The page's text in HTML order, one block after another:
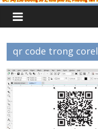
qr code trong corel